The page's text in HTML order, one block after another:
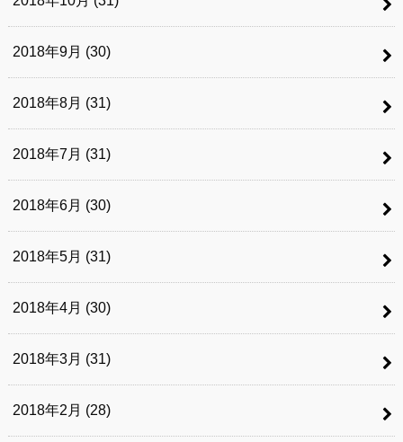
2018年9月 (30)
2018年8月 (31)
2018年7月 (31)
2018年6月 (30)
2018年5月 (31)
2018年4月 (30)
2018年3月 (31)
2018年2月 (28)